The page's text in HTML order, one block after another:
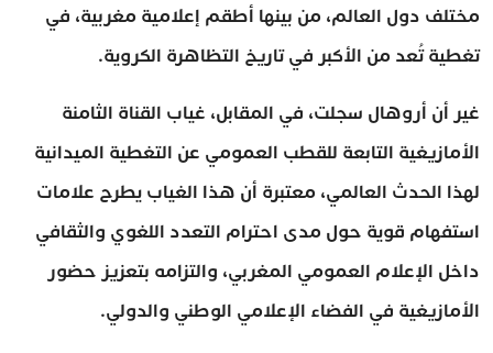
مختلف دول العالم، من بينها أطقم إعلامية مغربية، في
تغطية تُعد من الأكبر في تاريخ التظاهرة الكروية.
غير أن أروهال سجلت، في المقابل، غياب القناة الثامنة
الأمازيغية التابعة للقطب العمومي عن التغطية الميدانية
لهذا الحدث العالمي، معتبرة أن هذا الغياب يطرح علامات
استفهام قوية حول مدى احترام التعدد اللغوي والثقافي
داخل الإعلام العمومي المغربي، والتزامه بتعزيز حضور
الأمازيغية في الفضاء الإعلامي الوطني والدولي.